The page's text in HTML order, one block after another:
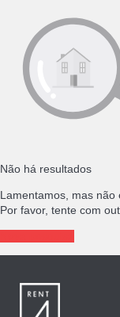
Não há resultados
Lamentamos, mas não
Por favor, tente com